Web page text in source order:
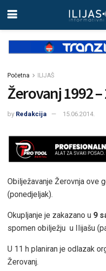
Početna ILIJAŠ
Žerovanj 1992 –
by Redakcija 15.06.2014.
Obilježavanje Žerovnja ove
(ponedjeljak).
Okupljanje je zakazano u 9
spomen obilježju u Ilijašu
U 11 h planiran je odlazak
Žerovanj.